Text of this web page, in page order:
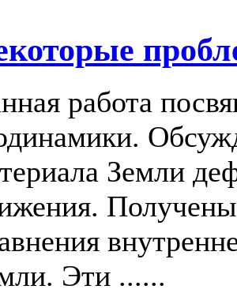
работа
Земли
Эти ......